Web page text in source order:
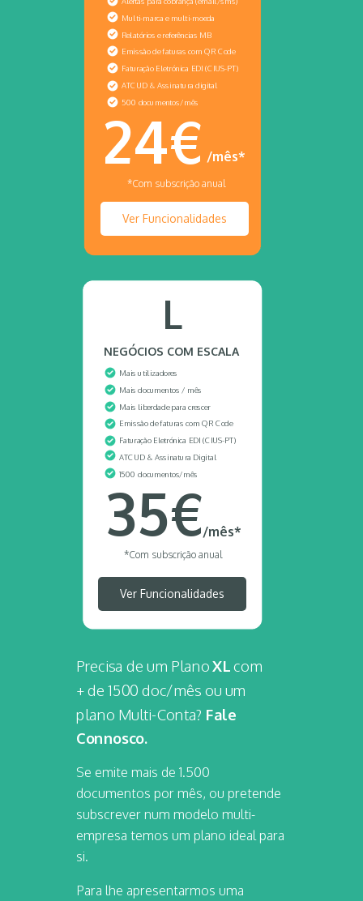
*Com subscrição anual
Multi-marca e multi-moeda
Relatórios e referências MB
Emissão de faturas com QR Code
Faturação Eletrónica EDI (CIUS-PT)
ATCUD & Assinatura digital
500 documentos/mês
/mês*
*Com subscrição anual
24€
Ver Funcionalidades
L
NEGÓCIOS COM ESCALA
Mais utilizadores
Mais documentos / mês
Mais liberdade para crescer
Emissão de faturas com QR Code
Faturação Eletrónica EDI (CIUS-PT)
ATCUD & Assinatura Digital
1500 documentos/mês
35€
Ver Funcionalidades
Precisa de um PlanoXLcom
+ de 1500 doc/mês ou um
plano Multi-Conta? Fale
Connosco.
Se emite mais de 1.500
documentos por mês, ou pretende
subscrever num modelo multi-
empresa temos um plano ideal para
si.
Para lhe apresentarmos uma
/mês*